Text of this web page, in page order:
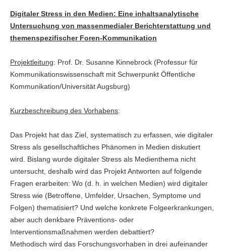
Digitaler Stress in den Medien: Eine inhaltsanalytische
Untersuchung von massenmedialer Berichterstattung und
themenspezifischer Foren-Kommunikation
Projektleitung: Prof. Dr. Susanne Kinnebrock (Professur für
Kommunikationswissenschaft mit Schwerpunkt Öffentliche
Kommunikation/Universität Augsburg)
Kurzbeschreibung des Vorhabens:
Das Projekt hat das Ziel, systematisch zu erfassen, wie digitaler
Stress als gesellschaftliches Phänomen in Medien diskutiert
wird. Bislang wurde digitaler Stress als Medienthema nicht
untersucht, deshalb wird das Projekt Antworten auf folgende
Fragen erarbeiten: Wo (d. h. in welchen Medien) wird digitaler
Stress wie (Betroffene, Umfelder, Ursachen, Symptome und
Folgen) thematisiert? Und welche konkrete Folgeerkrankungen,
aber auch denkbare Präventions- oder
Interventionsmaßnahmen werden debattiert?
Methodisch wird das Forschungsvorhaben in drei aufeinander